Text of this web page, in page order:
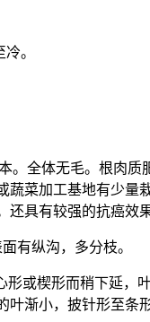
。
全体无毛。根肉
菜加工基地有少量
具有较强的抗癌效果
有纵沟，多分枝。
楔形而稍下延，
渐小，披针形至条